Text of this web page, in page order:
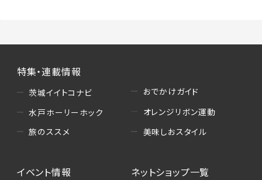
特集・連載情報
茨城イイトコナビ
水戸ホーリーホック
旅のススメ
おでかけガイド
オレンジリボン運動
美味しおスタイル
イベント情報
ネットショップ一覧